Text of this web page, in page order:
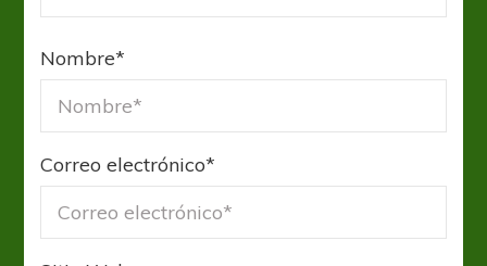
Nombre*
Correo electrónico*